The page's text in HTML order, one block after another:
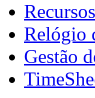
Relógio
Gestão